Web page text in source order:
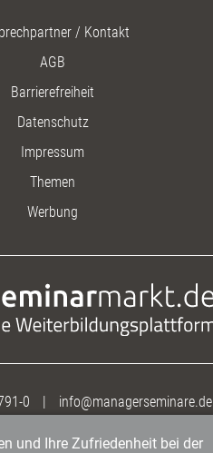
/ Kontakt
AGB
Barrierefreiheit
Datenschutz
Impressum
Themen
Werbung
0 | info@managerseminare.de
und Ihre Zufriedenheit bei der